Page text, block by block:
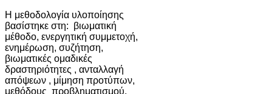
Η μεθοδολογία υλοποίησης
βασίστηκε στη: βιωματική
μέθοδο, ενεργητική συμμετοχή,
ενημέρωση, συζήτηση,
βιωματικές ομαδικές
δραστηριότητες , ανταλλαγή
απόψεων , μίμηση προτύπων,
μεθόδους προβληματισμού,